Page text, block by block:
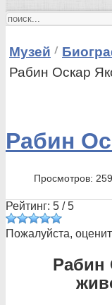
Музей
Рабин Оскар
Рабин
Просмотров:
Рейтинг: 5 /5
Пожалуйста,
Рабин